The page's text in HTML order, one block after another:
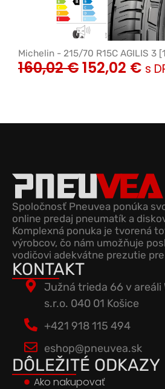
Michelin - 215/70 R15C AGILIS 3
160,02€152,02 € s
Spoločnosť Pneuvea ponúka
online predaj pneumatík a
Komplexná ponuka je tvorená
výrobcov, čo nám umožňuje
vodičovi adekvátne prezutie
KONTAKT
Južná trieda 66 v areáli
s.r.o. 040 01 Košice
+421 918 115 494
eshop@pneuvea.sk
DÔLEŽITÉ ODKAZY
Ako nakupovať